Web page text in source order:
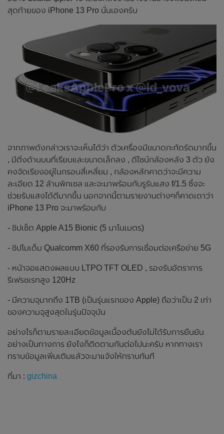
สุดท้ายของ iPhone 13 Pro นั่นเองครับ
จากภาพดังกล่าวเราจะเห็นได้ว่า ตัวเครื่องมีขนาดกะทัดรัดมากขึ้น
, มีติ่งด้านบนที่เรียบและขนาดเล็กลง , ดีไซน์กล้องหลัง 3 ตัว ยัง
คงจัดเรียงอยู่ในกรอบสี่เหลี่ยม , กล้องหลักคาดว่าจะมีความ
ละเอียด 12 ล้านพิกเซล และจะมาพร้อมกับรูรับแสง f/1.5 ซึ่งจะ
ช่วยรับแสงได้ดีมากขึ้น นอกจากนี้ตามรายงานต่างๆก็คาดเดาว่า
iPhone 13 Pro จะมาพร้อมกับ
- ชิปเซ็ต Apple A15 Bionic (5 นาโนเมตร)
- ชิปโมเด็ม Qualcomm X60 ที่รองรับการเชื่อมต่อเครือข่าย 5G
- หน้าจอแสดงผลแบบ LTPO TFT OLED , รองรับอัตราการ
รีเฟรชเรทสูง 120Hz
- มีความจุมากถึง 1TB (เป็นรุ่นแรกของ Apple) ถือว่าเป็น 2 เท่า
ของความจุสูงสุดในรุ่นปัจจุบัน
อย่างไรก็ตามรายละเอียดข้อมูลเบื้องต้นยังไม่ได้รับการยืนยัน
อย่างเป็นทางการ ยังไงก็ติดตามกันต่อไปนะครับ หากทางเรา
ทราบข้อมูลเพิ่มเติมแล้วจะมาแจ้งให้ทราบทันที
ที่มา : gizchina